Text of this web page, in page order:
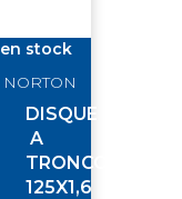
en stock
NORTON
DISQUE
A
TRONCONNER
125X1,6